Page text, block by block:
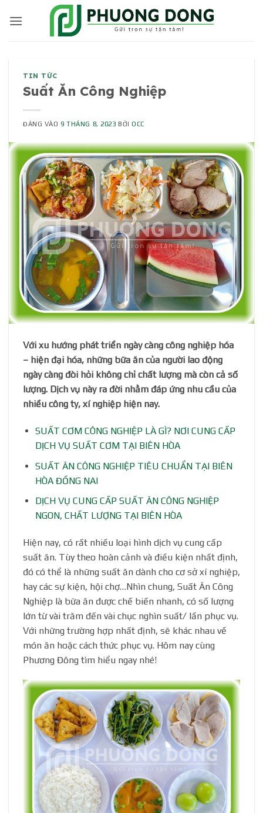
qua
TIN TỨC
Suất Ăn Công Nghiệp
ĐĂNG VÀO9 THÁNG 8, 2023 BỞIOCC
Với xu hướng phát triển ngày càng công nghiệp hóa
– hiện đại hóa, những bữa ăn của người lao động
ngày càng đòi hỏi không chỉ chất lượng mà còn cả số
lượng. Dịch vụ này ra đời nhằm đáp ứng nhu cầu của
nhiều công ty, xí nghiệp hiện nay.
SUẤT CƠM CÔNG NGHIỆP LÀ GÌ? NƠI CUNG CẤP
DỊCH VỤ SUẤT CƠM TẠI BIÊN HÒA
SUẤT ĂN CÔNG NGHIỆP TIÊU CHUẨN TẠI BIÊN
HÒA ĐỒNG NAI
DỊCH VỤ CUNG CẤP SUẤT ĂN CÔNG NGHIỆP
NGON, CHẤT LƯỢNG TẠI BIÊN HÒA
Hiện nay, có rất nhiều loại hình dịch vụ cung cấp
suất ăn. Tùy theo hoàn cảnh và điều kiện nhất định,
đó có thể là những suất ăn dành cho cơ sở xí nghiệp,
hay các sự kiện, hội chợ…Nhìn chung, Suất Ăn Công
Nghiệp là bữa ăn được chế biến nhanh, có số lượng
lớn từ vài trăm đến vài chục nghìn suất/ lần phục vụ.
Với những trường hợp nhất định, sẽ khác nhau về
món ăn hoặc cách thức phục vụ. Hôm nay cùng
Phương Đông tìm hiểu ngay nhé!